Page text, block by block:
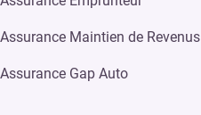
Assurance Maintien de Revenus
Assurance Gap Auto